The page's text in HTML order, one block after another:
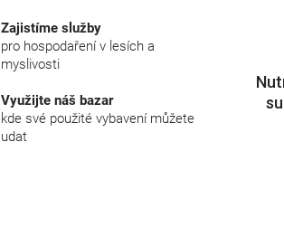
Zajistíme služby
pro hospodaření v lesích a
myslivosti
Využijte náš bazar
kde své použité vybavení můžete
udat